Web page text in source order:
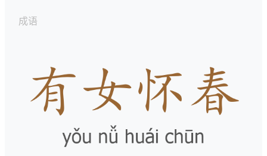
成语